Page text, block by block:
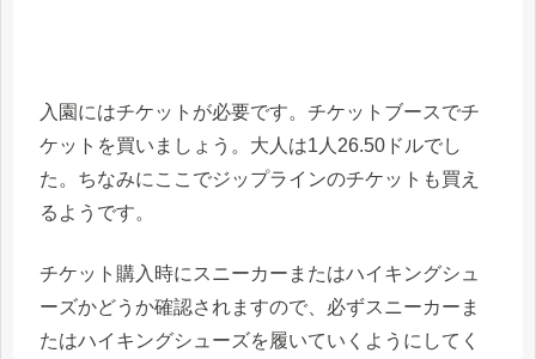
入園にはチケットが必要です。チケットブースでチ
ケットを買いましょう。大人は1人26.50ドルでし
た。ちなみにここでジップラインのチケットも買え
るようです。
チケット購入時にスニーカーまたはハイキングシュ
ーズかどうか確認されますので、必ずスニーカーま
たはハイキングシューズを履いていくようにしてく